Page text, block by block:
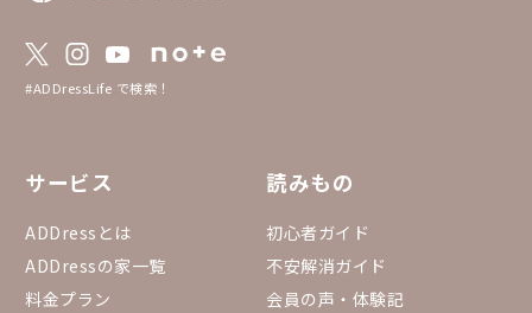
#ADDressLife で検索！
サービス
ADDressとは
ADDressの家一覧
料金プラン
読みもの
初心者ガイド
不安解消ガイド
会員の声・体験記